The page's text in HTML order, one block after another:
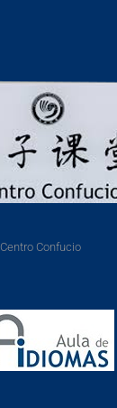
Centro Confucio